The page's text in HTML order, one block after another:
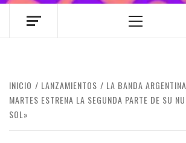
Menú
INICIO LANZAMIENTOS
LA BANDA
MARTES ESTRENA LA SEGUNDA PARTE DE SU
SOL»